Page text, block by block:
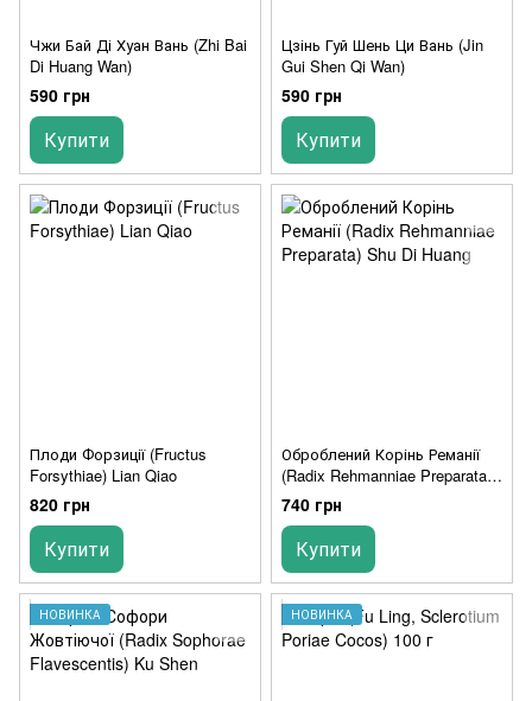
Чжи Бай Ді Хуан Вань (Zhi Bai
Di Huang Wan)
590 грн
Купити
Цзінь Гуй Шень Ци Вань (Jin
Gui Shen Qi Wan)
590 грн
Купити
Плоди Форзиції (Fructus
Forsythiae) Lian Qiao
820 грн
Купити
Оброблений Корінь Реманії
(Radix Rehmanniae Preparata)
Shu Di Huang
740 грн
Купити
НОВИНКА НОВИНКА